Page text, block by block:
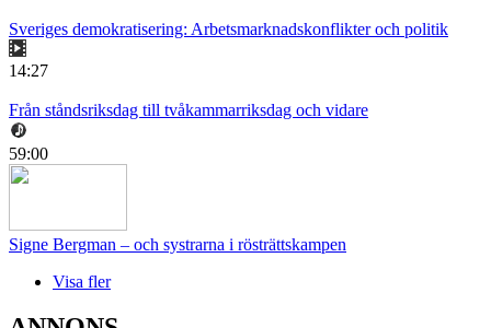
Sveriges demokratisering: Arbetsmarknadskonflikter och politik
14:27
Från ståndsriksdag till tvåkammarriksdag och vidare
59:00
Signe Bergman – och systrarna i rösträttskampen
Visa fler